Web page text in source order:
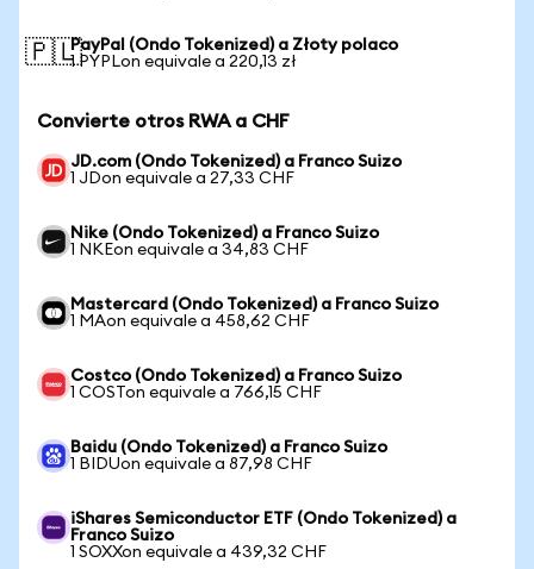
🇵🇱PayPal (Ondo Tokenized) a Złoty polaco
1 PYPLon equivale a 220,13 zł
Convierte otros RWA a CHF
JD.com (Ondo Tokenized) a Franco Suizo
1 JDon equivale a 27,33 CHF
Nike (Ondo Tokenized) a Franco Suizo
1 NKEon equivale a 34,83 CHF
Mastercard (Ondo Tokenized) a Franco Suizo
1 MAon equivale a 458,62 CHF
Costco (Ondo Tokenized) a Franco Suizo
1 COSTon equivale a 766,15 CHF
Baidu (Ondo Tokenized) a Franco Suizo
1 BIDUon equivale a 87,98 CHF
iShares Semiconductor ETF (Ondo Tokenized) a
Franco Suizo
1 SOXXon equivale a 439,32 CHF